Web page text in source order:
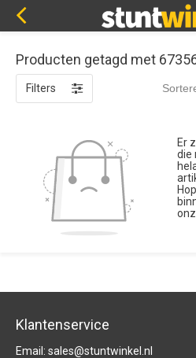
Producten getagd met
Filters
Er
die
Klantenservice
Email: sales@stuntwinkel.nl